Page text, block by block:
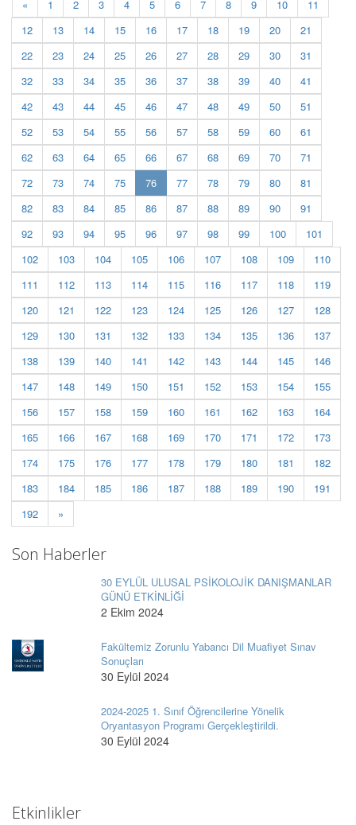
« 1 2 3 4 5 6 7 8 9 10
11
12
13 14 15 16 17 18 19 20
21
22
23 24 25 26 27 28 29 30
31
32
33 34 35 36 37 38 39 40
41
42
43 44 45 46 47 48 49 50
51
52
53 54 55 56 57 58 59 60
61
62
63 64 65 66 67 68 69 70
71
72
73 74 75 76(current)
77 78 79 80
81
82
83 84 85 86 87 88 89 90
91
92
93 94 95 96 97 98 99 100
101
102
103 104 105 106 107 108 109
110
111
112 113 114 115 116 117 118
119
120
121 122 123 124 125 126 127
128
129
130 131 132 133 134 135 136
137
138
139 140 141 142 143 144 145
146
147
148 149 150 151 152 153 154
155
156
157 158 159 160 161 162 163
164
165
166 167 168 169 170 171 172
173
174
175 176 177 178 179 180 181
182
183
184 185 186 187 188 189 190
191
192
»
Son Haberler
30 EYLÜL ULUSAL PSİKOLOJİK DANIŞMANLAR
GÜNÜ ETKİNLİĞİ
2 Ekim 2024
Fakültemiz Zorunlu Yabancı Dil Muafiyet Sınav
Sonuçları
30 Eylül 2024
2024-2025 1. Sınıf Öğrencilerine Yönelik
Oryantasyon Programı Gerçekleştirildi.
30 Eylül 2024
Etkinlikler